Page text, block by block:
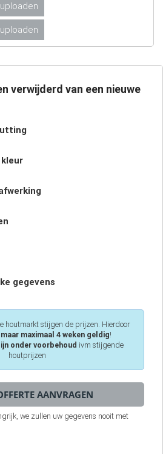
verwijderd van een nieuwe
gegevens
houtmarkt stijgen de prijzen. Hierdoor
maximaal 4 weken geldig!
onder voorbehoud ivm stijgende
houtprijzen
we zullen uw gegevens nooit met